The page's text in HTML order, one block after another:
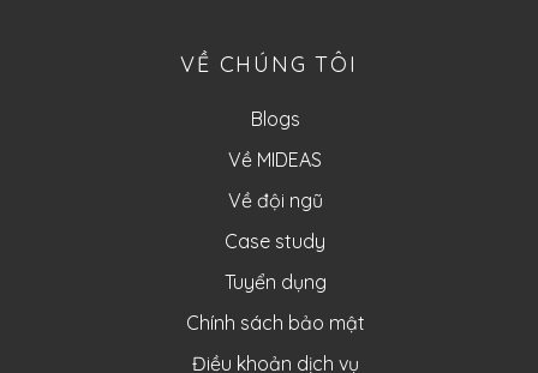
VỀ CHÚNG TÔI
Blogs
Về MIDEAS
Về đội ngũ
Case study
Tuyển dụng
Chính sách bảo mật
Điều khoản dịch vụ